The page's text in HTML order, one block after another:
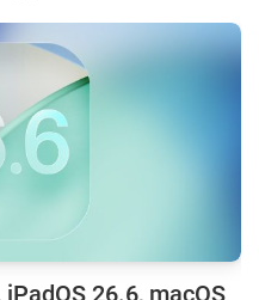
26.6, macOS